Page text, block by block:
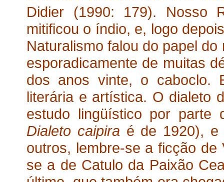
Didier (1990: 179). Nosso
mitificou o índio, e, logo
Naturalismo falou do papel
esporadicamente de muitas
dos anos vinte, o caboclo.
literária e artística. O dialeto
estudo lingüístico por parte
Dialeto caipira é de 1920), e
outros, lembre-se a ficção de
se a de Catulo da Paixão